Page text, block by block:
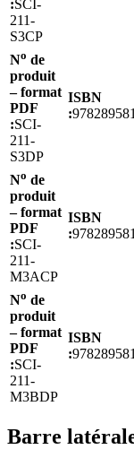
:SCI-
211-
S3CP
No de
produit
– format
PDF
:SCI-
211-
S3DP
ISBN
:
No de
produit
– format
PDF
:SCI-
211-
M3ACP
ISBN
:
No de
produit
– format
PDF
:SCI-
211-
M3BDP
ISBN
:
Barre